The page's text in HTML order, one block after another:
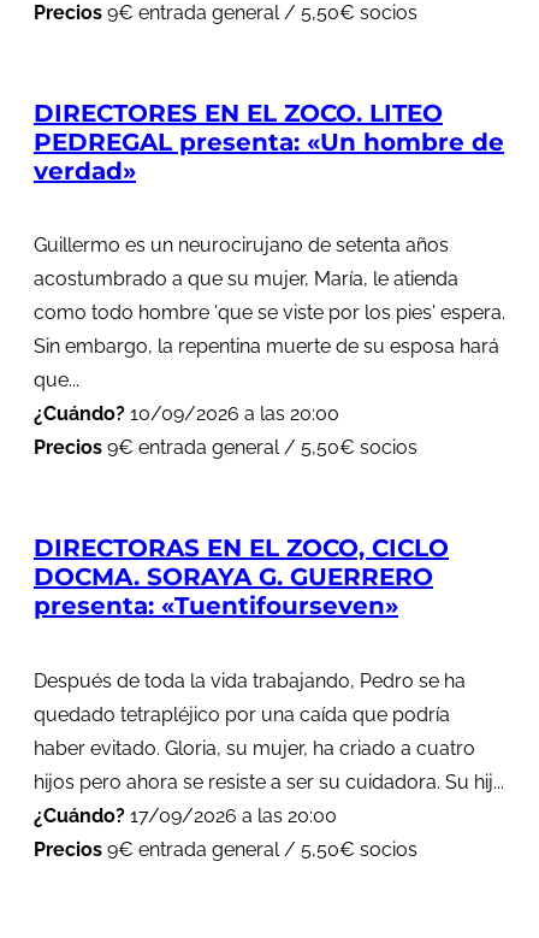
Precios 9€ entrada general / 5,50€ socios
DIRECTORES EN EL ZOCO. LITEO
PEDREGAL presenta: «Un hombre de
verdad»
Guillermo es un neurocirujano de setenta años
acostumbrado a que su mujer, María, le atienda
como todo hombre 'que se viste por los pies' espera.
Sin embargo, la repentina muerte de su esposa hará
que...
¿Cuándo? 10/09/2026 a las 20:00
Precios 9€ entrada general / 5,50€ socios
DIRECTORAS EN EL ZOCO, CICLO
DOCMA. SORAYA G. GUERRERO
presenta: «Tuentifourseven»
Después de toda la vida trabajando, Pedro se ha
quedado tetrapléjico por una caída que podría
haber evitado. Gloria, su mujer, ha criado a cuatro
hijos pero ahora se resiste a ser su cuidadora. Su hij...
¿Cuándo? 17/09/2026 a las 20:00
Precios 9€ entrada general / 5,50€ socios